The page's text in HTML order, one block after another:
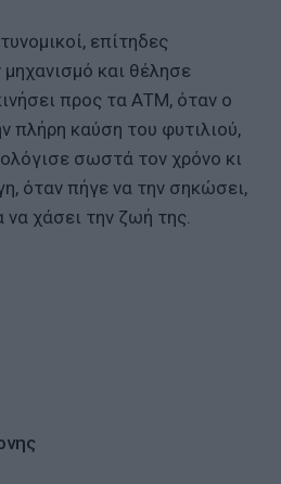
επίτηδες
και θέλησε
προς τα ΑΤΜ, όταν ο
πλήρη καύση του φυτιλιού,
σωστά τον χρόνο κι
όταν πήγε να την σηκώσει,
να χάσει την ζωή της.